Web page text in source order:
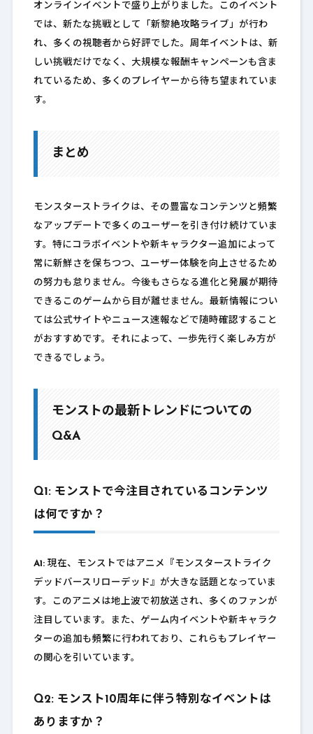
オンラインイベントで盛り上がりました。このイベント
では、新たな挑戦として「新黎絶攻略ライブ」が行わ
れ、多くの視聴者から好評でした。周年イベントは、新
しい挑戦だけでなく、大規模な報酬キャンペーンも含ま
れているため、多くのプレイヤーから待ち望まれていま
す。
まとめ
モンスターストライクは、その豊富なコンテンツと頻繁
なアップデートで多くのユーザーを引き付け続けていま
す。特にコラボイベントや新キャラクター追加によって
常に新鮮さを保ちつつ、ユーザー体験を向上させるため
の努力も怠りません。今後もさらなる進化と発展が期待
できるこのゲームから目が離せません。最新情報につい
ては公式サイトやニュース速報などで随時確認すること
がおすすめです。それによって、一歩先行く楽しみ方が
できるでしょう。
モンストの最新トレンドについての
Q&A
Q1: モンストで今注目されているコンテンツ
は何ですか？
A1:現在、モンストではアニメ『モンスターストライク
デッドバースリローデッド』が大きな話題となっていま
す。このアニメは地上波で初放送され、多くのファンが
注目しています。また、ゲーム内イベントや新キャラク
ターの追加も頻繁に行われており、これらもプレイヤー
の関心を引いています。
Q2: モンスト10周年に伴う特別なイベントは
ありますか？